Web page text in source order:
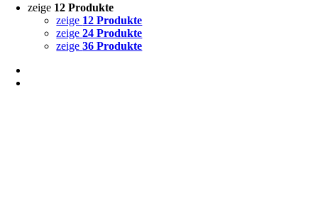
zeige 12 Produkte
zeige 12 Produkte
zeige24 Produkte
zeige36 Produkte